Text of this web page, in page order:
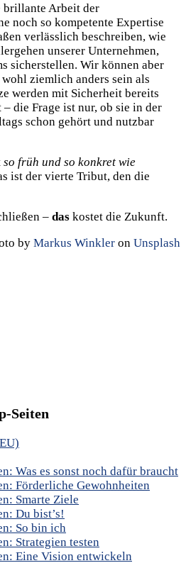
brillante Arbeit der
noch so kompetente Expertise
verlässlich beschreiben, wie
unserer Unternehmen,
sicherstellen. Wir können aber
ziemlich anders sein als
werden mit Sicherheit bereits
die Frage ist nur, ob sie in der
schon gehört und nutzbar
so früh und so konkret wie
ist der vierte Tribut, den die
– das kostet die Zukunft.
by Markus Winkler on Unsplash
Seiten
Was es sonst noch dafür braucht
Förderliche Gewohnheiten
Smarte Ziele
Du bist’s!
So bin ich
Strategien testen
Eine Vision entwickeln